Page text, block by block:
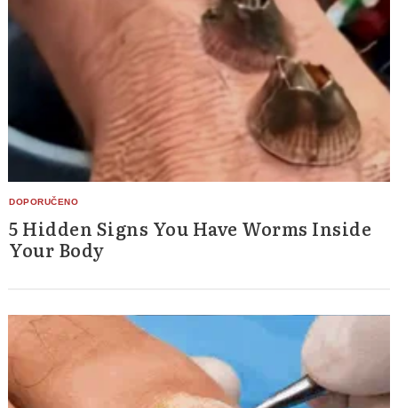
5 Hidden Signs You Have Worms Inside
Your Body